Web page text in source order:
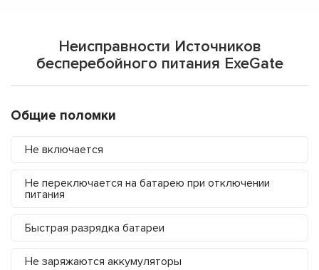
Неисправности Источников
бесперебойного питания ExeGate
Общие поломки
Не включается
Не переключается на батарею при отключении
питания
Быстрая разрядка батареи
Не заряжаются аккумуляторы